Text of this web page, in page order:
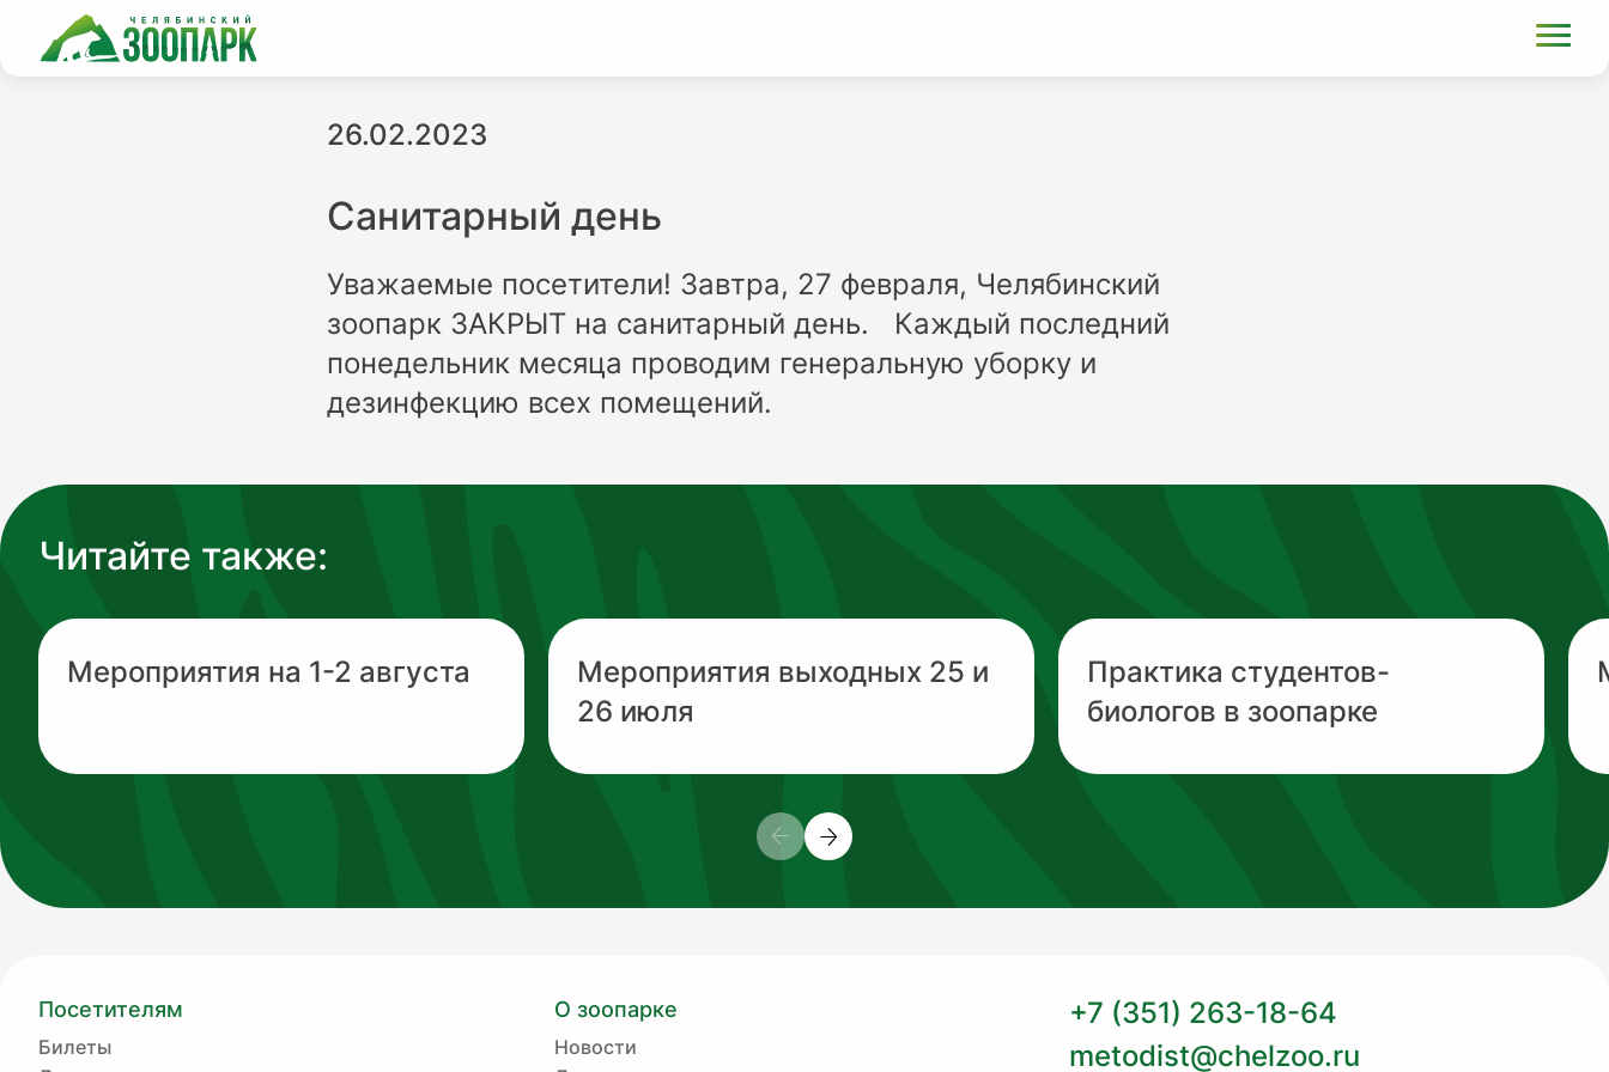
26.02.2023
Санитарный день
Уважаемые посетители! Завтра, 27 февраля, Челябинский
зоопарк ЗАКРЫТ на санитарный день. Каждый последний
понедельник месяца проводим генеральную уборку и
дезинфекцию всех помещений.
Читайте также:
Мероприятия на 1-2 августа
Мероприятия выходных 25 и
26 июля
Практика студентов-
биологов в зоопарке
Посетителям
Билеты
О зоопарке
Новости
+7 (351) 263-18-64
metodist@chelzoo.ru